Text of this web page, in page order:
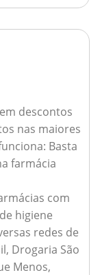
descontos
nas maiores
Basta
farmácia
com
higiene
redes de
Drogaria São
Menos,